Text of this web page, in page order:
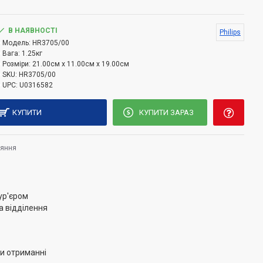
точного управління
легше досягати потрібного результату при
підвищувати потужність, коли це потрібно.
для збивання
особлива форма штиря, що дозволяє відразу
приєднання.
насадок
для збивання або гаки для тіста одним
В НАЯВНОСТІ
Модель: HR3705/00
Вага: 1.25кг
Розміри: 21.00см x 11.00см x 19.00см
SKU: HR3705/00
UPC: U0316582
Philips
КУПИТИ КУПИТИ ЗАРАЗ
відділення
отриманні